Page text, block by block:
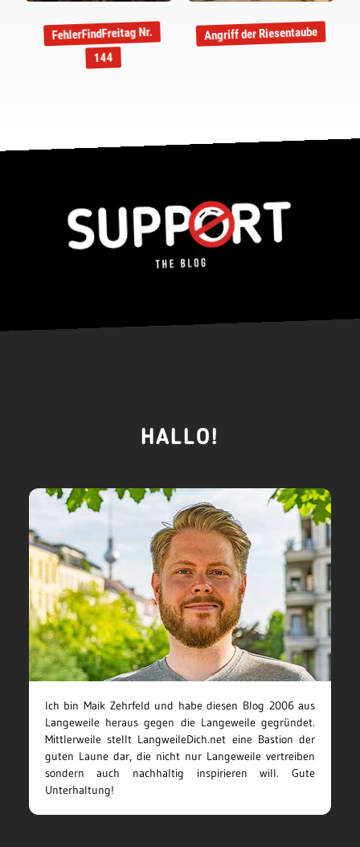
FehlerFindFreitag Nr.
144
Angriff der Riesentaube
HALLO!
Ich bin Maik Zehrfeld und habe diesen Blog 2006 aus
Langeweile heraus gegen die Langeweile gegründet.
Mittlerweile stellt LangweileDich.net eine Bastion der
guten Laune dar, die nicht nur Langeweile vertreiben
sondern auch nachhaltig inspirieren will. Gute
Unterhaltung!